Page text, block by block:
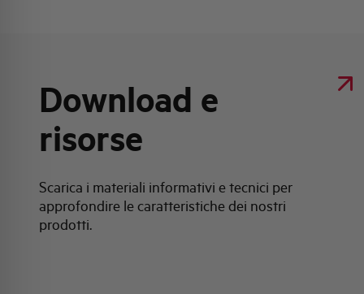
Download e
risorse
Scarica i materiali informativi e tecnici per
approfondire le caratteristiche dei nostri
prodotti.